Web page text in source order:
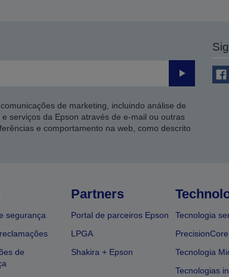
Enviar
de marketing, incluindo análise de
serviços da Epson através de e-mail ou outras
e comportamento na web, como descrito
segurança
de
Partners
Portal de parceiros Epson
LPGA
Shakira + Epson
Tecnologia
PrecisionCore
Tecnologia
Tecnologias